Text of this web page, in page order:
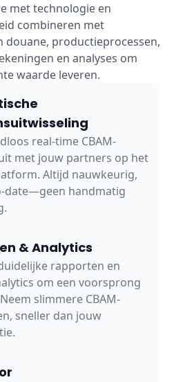
met technologie en
combineren met
douane, productieprocessen,
en analyses om
waarde leveren.
real-time CBAM-
met jouw partners op het
Altijd nauwkeurig,
date—geen handmatig
& Analytics
rapporten en
om een voorsprong
slimmere CBAM-
sneller dan jouw